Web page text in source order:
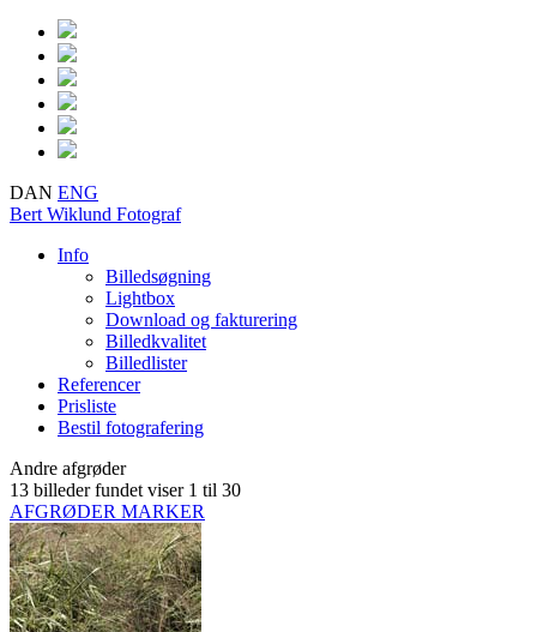
DAN ENG
Bert Wiklund Fotograf
Info
Billedsøgning
Lightbox
Download og fakturering
Billedkvalitet
Billedlister
Referencer
Prisliste
Bestil fotografering
Andre afgrøder
13 billeder fundet viser 1 til 30
AFGRØDER MARKER